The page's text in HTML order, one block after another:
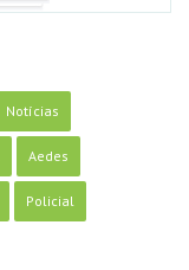
Notícias
Aedes
Policial